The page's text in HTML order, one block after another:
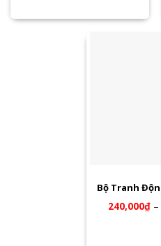
Bộ Tranh
240,000₫ –